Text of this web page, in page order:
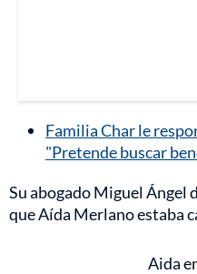
Familia Char le
"Pretende buscar
Su abogado Miguel Ángel
que Aída Merlano estaba
Aida